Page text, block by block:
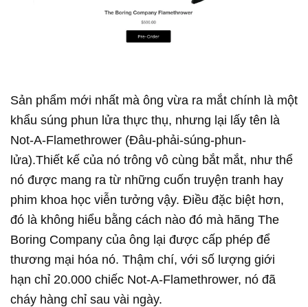
Sản phẩm mới nhất mà ông vừa ra mắt chính là một
khẩu súng phun lửa thực thụ, nhưng lại lấy tên là
Not-A-Flamethrower (Đâu-phải-súng-phun-
lửa).Thiết kế của nó trông vô cùng bắt mắt, như thể
nó được mang ra từ những cuốn truyện tranh hay
phim khoa học viễn tưởng vậy. Điều đặc biệt hơn,
đó là không hiểu bằng cách nào đó mà hãng The
Boring Company của ông lại được cấp phép để
thương mại hóa nó. Thậm chí, với số lượng giới
hạn chỉ 20.000 chiếc Not-A-Flamethrower, nó đã
cháy hàng chỉ sau vài ngày.